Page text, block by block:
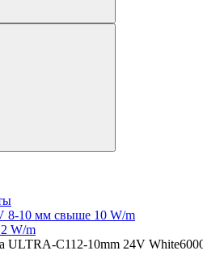
8-10 мм свыше 10 W/m
W/m
ULTRA-C112-10mm 24V